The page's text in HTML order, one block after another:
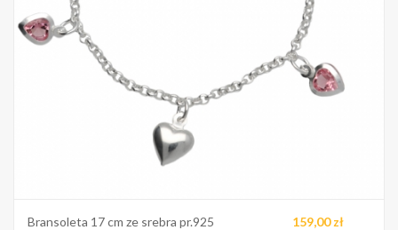
Bransoleta 17 cm ze srebra pr.925 159,00 zł